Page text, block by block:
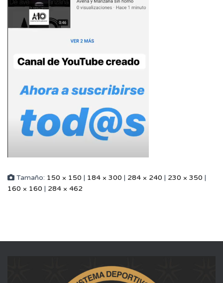
Tamaño: 150 × 150 | 184 × 300 | 284 × 240 | 230 × 350 |
160 × 160 | 284 × 462